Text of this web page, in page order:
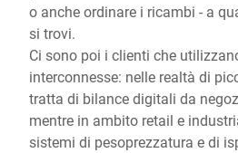
o anche ordinare i ricambi - a
si trovi.
Ci sono poi i clienti che
interconnesse: nelle realtà di
tratta di bilance digitali da
mentre in ambito retail e
sistemi di pesoprezzatura e di